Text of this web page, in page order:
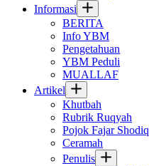
Informasi
BERITA
Info YBM
Pengetahuan
YBM Peduli
MUALLAF
Artikel
Khutbah
Rubrik Ruqyah
Pojok Fajar Shodiq
Ceramah
Penulis